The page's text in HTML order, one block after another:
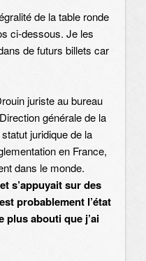
de la table ronde
ci-dessous. Je les
de futurs billets car
juriste au bureau
générale de la
juridique de la
en France,
dans le monde.
s’appuyait sur des
probablement l’état
plus abouti que j’ai